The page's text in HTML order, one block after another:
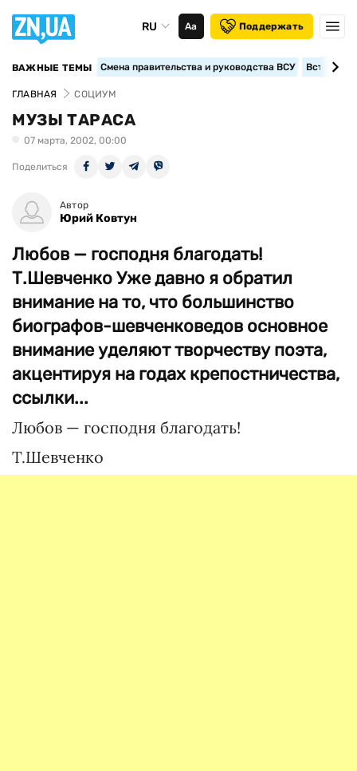
RU Аа Поддержать
ВАЖНЫЕ ТЕМЫ Смена правительства и руководства ВСУ
ГЛАВНАЯ СОЦИУМ
МУЗЫ ТАРАСА
07 марта, 2002, 00:00
Поделиться
Автор
Юрий Ковтун
Любов — господня благодать!
Т.Шевченко Уже давно я обратил
внимание на то, что большинство
биографов-шевченковедов основное
внимание уделяют творчеству поэта,
акцентируя на годах крепостничества,
ссылки...
Любов — господня благодать!
Т.Шевченко